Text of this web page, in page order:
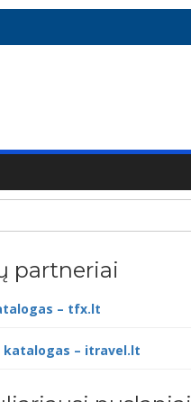
partneriai
– tfx.lt
katalogas – itravel.lt